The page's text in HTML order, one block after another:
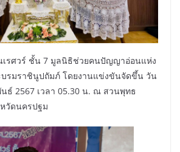
รศวร์ ชั้น 7 มูลนิธิช่วยคนปัญญาอ่อนแห่ง
บรมราชินูปถัมภ์ โดยงานแข่งขันจัดขึ้น วัน
ธ์ 2567 เวลา 05.30 น. ณ สวนพุทธ
วัดนครปฐม